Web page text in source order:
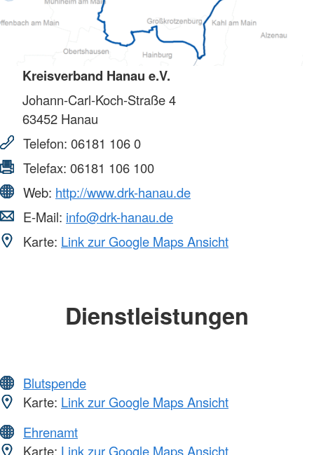
Kreisverband Hanau e.V.
Johann-Carl-Koch-Straße 4
63452 Hanau
Telefon: 06181 106 0
Telefax: 06181 106 100
Web: http://www.drk-hanau.de
E-Mail: info@drk-hanau.de
Karte: Link zur Google Maps Ansicht
Dienstleistungen
Blutspende
Karte: Link zur Google Maps Ansicht
Ehrenamt
Karte: Link zur Google Maps Ansicht